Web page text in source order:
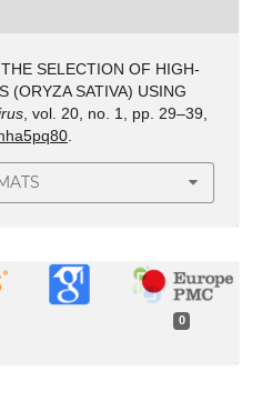
SELECTION OF HIGH-
(ORYZA SATIVA) USING
, vol. 20, no. 1, pp. 29–39,
.
0